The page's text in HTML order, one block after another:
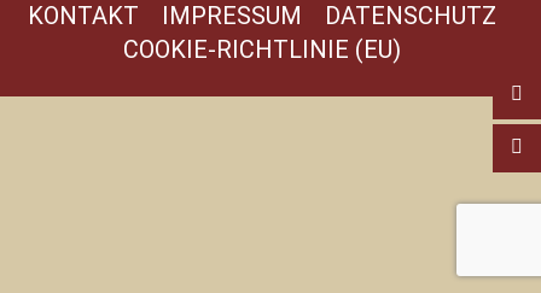
KONTAKT IMPRESSUM
DATENSCHUTZ
COOKIE-RICHTLINIE (EU)